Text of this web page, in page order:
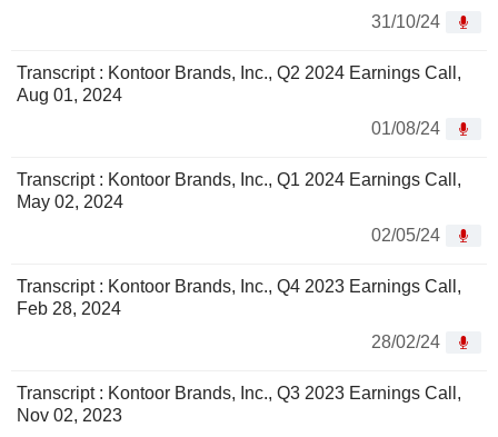
31/10/24
Transcript : Kontoor Brands, Inc., Q2 2024 Earnings Call,
Aug 01, 2024
01/08/24
Transcript : Kontoor Brands, Inc., Q1 2024 Earnings Call,
May 02, 2024
02/05/24
Transcript : Kontoor Brands, Inc., Q4 2023 Earnings Call,
Feb 28, 2024
28/02/24
Transcript : Kontoor Brands, Inc., Q3 2023 Earnings Call,
Nov 02, 2023